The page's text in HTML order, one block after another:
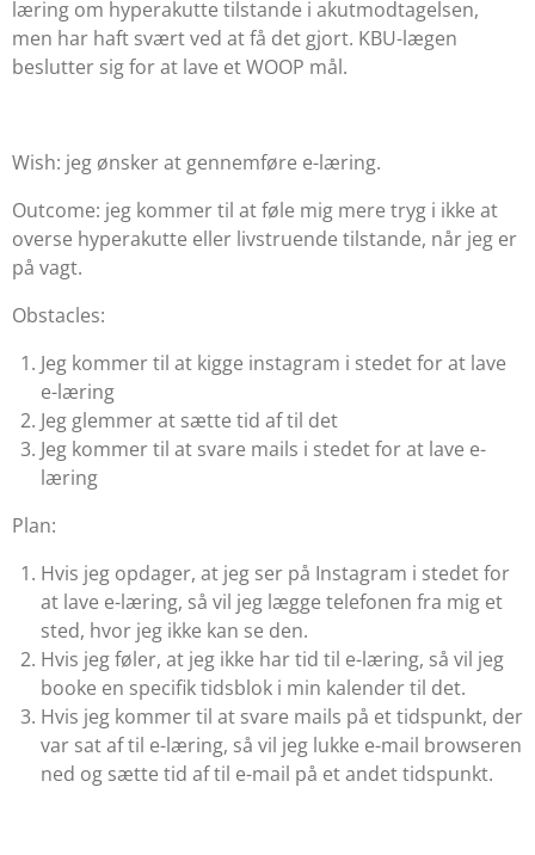
læring om hyperakutte tilstande i akutmodtagelsen,
men har haft svært ved at få det gjort. KBU-lægen
beslutter sig for at lave et WOOP mål.
Wish: jeg ønsker at gennemføre e-læring.
Outcome: jeg kommer til at føle mig mere tryg i ikke at
overse hyperakutte eller livstruende tilstande, når jeg er
på vagt.
Obstacles:
Jeg kommer til at kigge instagram i stedet for at lave
e-læring
Jeg glemmer at sætte tid af til det
Jeg kommer til at svare mails i stedet for at lave e-
læring
Plan:
Hvis jeg opdager, at jeg ser på Instagram i stedet for
at lave e-læring, så vil jeg lægge telefonen fra mig et
sted, hvor jeg ikke kan se den.
Hvis jeg føler, at jeg ikke har tid til e-læring, så vil jeg
booke en specifik tidsblok i min kalender til det.
Hvis jeg kommer til at svare mails på et tidspunkt, der
var sat af til e-læring, så vil jeg lukke e-mail browseren
ned og sætte tid af til e-mail på et andet tidspunkt.